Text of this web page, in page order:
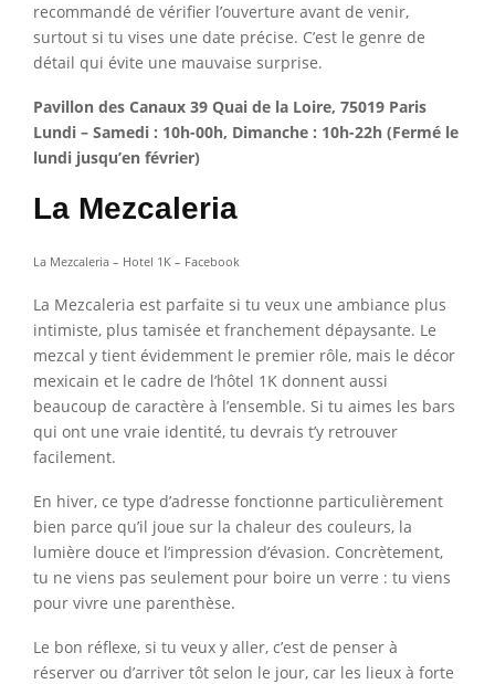
recommandé de vérifier l’ouverture avant de venir,
surtout si tu vises une date précise. C’est le genre de
détail qui évite une mauvaise surprise.
Pavillon des Canaux 39 Quai de la Loire, 75019 Paris
Lundi – Samedi : 10h-00h, Dimanche : 10h-22h (Fermé le
lundi jusqu’en février)
La Mezcaleria
La Mezcaleria – Hotel 1K – Facebook
La Mezcaleria est parfaite si tu veux une ambiance plus
intimiste, plus tamisée et franchement dépaysante. Le
mezcal y tient évidemment le premier rôle, mais le décor
mexicain et le cadre de l’hôtel 1K donnent aussi
beaucoup de caractère à l’ensemble. Si tu aimes les bars
qui ont une vraie identité, tu devrais t’y retrouver
facilement.
En hiver, ce type d’adresse fonctionne particulièrement
bien parce qu’il joue sur la chaleur des couleurs, la
lumière douce et l’impression d’évasion. Concrètement,
tu ne viens pas seulement pour boire un verre : tu viens
pour vivre une parenthèse.
Le bon réflexe, si tu veux y aller, c’est de penser à
réserver ou d’arriver tôt selon le jour, car les lieux à forte